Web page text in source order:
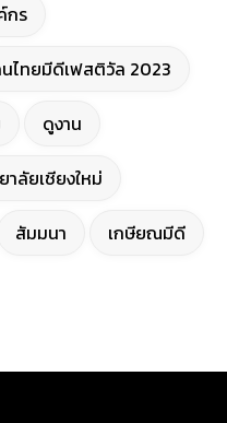
กร
ไทยมีดีเฟสติวัล 2023
ดูงาน
าลัยเชียงใหม่
สัมมนา เกษียณมีดี